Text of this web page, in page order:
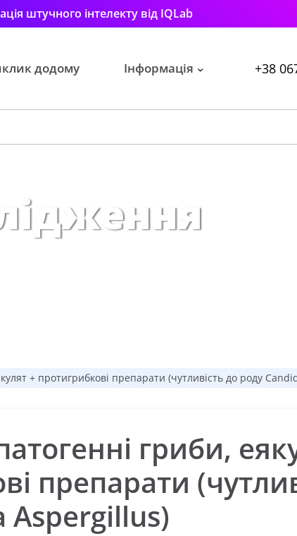
штучного інтелекту від IQLab
додому Інформація +38
+ протигрибкові препарати (чутливість до роду
гриби,
препарати
Aspergillus)